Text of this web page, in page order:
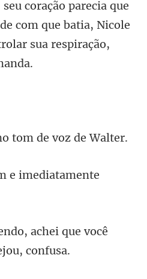
com que batia, Nicole
e imediatamente
achei que você